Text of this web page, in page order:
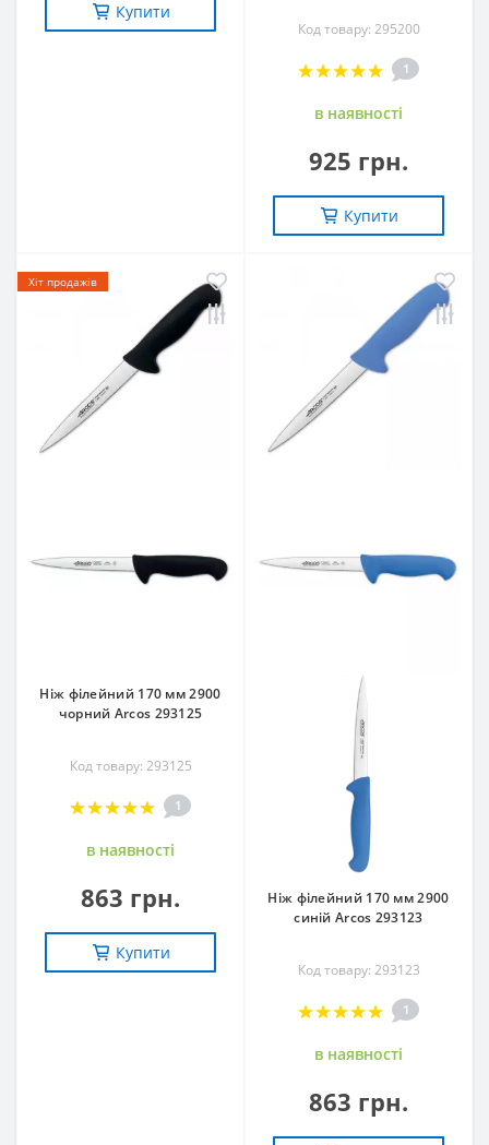
Купити
Код товару: 295200
1
в наявностi
925 грн.
Купити
Хіт продажів
Ніж філейний 170 мм 2900
чорний Arcos 293125
Код товару: 293125
1
в наявностi
863 грн.
Купити
Ніж філейний 170 мм 2900
синій Arcos 293123
Код товару: 293123
1
в наявностi
863 грн.